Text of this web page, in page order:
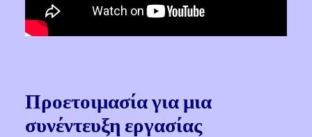
Προετοιμασία για μια
συνέντευξη εργασίας